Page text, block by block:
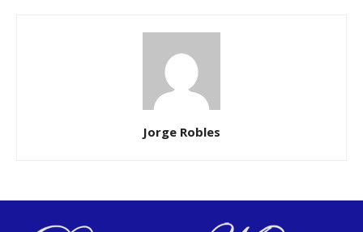
Jorge Robles